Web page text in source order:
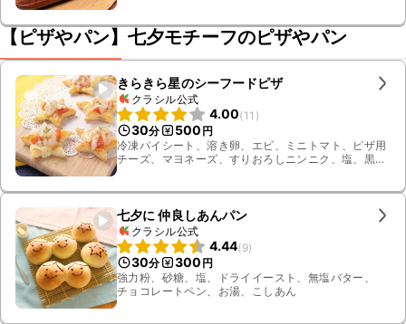
【ピザやパン】七夕モチーフのピザやパン
きらきら星のシーフードピザ
クラシル公式
4.00(11 )
30分 500 円
冷凍パイシート、溶き卵、エビ、ミニトマト、ピザ用
チーズ、マヨネーズ、すりおろしニンニク、塩、黒こ
七夕に 仲良しあんパン
クラシル公式
4.44(9)
30分 300 円
強力粉、砂糖、塩、ドライイースト、無塩バター、
チョコレートペン、お湯、こしあん